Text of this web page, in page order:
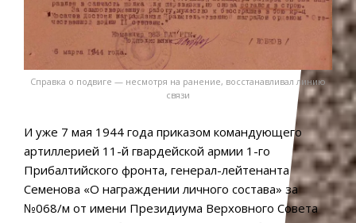
Справка о подвиге — несмотря на ранение, восстанавливал линию
связи
И уже 7 мая 1944 года приказом командующего
артиллерией 11-й гвардейской армии 1-го
Прибалтийского фронта, генерал-лейтенанта
Семенова «О награждении личного состава» за
№068/м от имени Президиума Верховного Совета